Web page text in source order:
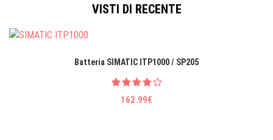
VISTI DI RECENTE
Batteria SIMATIC ITP1000 / SP205
162.99€